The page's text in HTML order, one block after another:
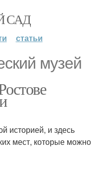
САД
статьи
музей
историей, и здесь
мест, которые можно